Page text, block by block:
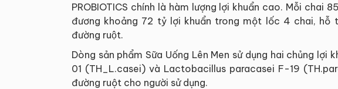
PROBIOTICS chính là hàm lượng lợi khuẩn cao. Mỗi chai
đương khoảng 72 tỷ lợi khuẩn trong một lốc 4 chai, hỗ
đường ruột.
Dòng sản phẩm Sữa Uống Lên Men sử dụng hai chủng
01 (TH_L.casei) và Lactobacillus paracasei F-19
đường ruột cho người sử dụng.